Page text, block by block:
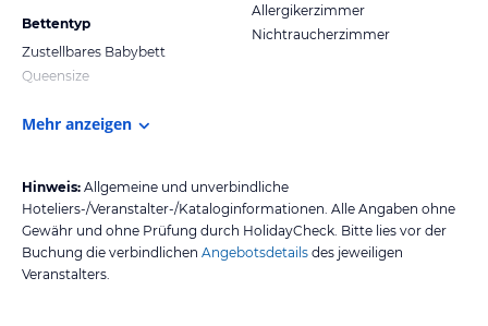
Bettentyp
Zustellbares Babybett
Queensize
Allergikerzimmer
Nichtraucherzimmer
Mehr anzeigen
Hinweis: Allgemeine und unverbindliche
Hoteliers-/Veranstalter-/Kataloginformationen. Alle Angaben ohne
Gewähr und ohne Prüfung durch HolidayCheck. Bitte lies vor der
Buchung die verbindlichen Angebotsdetails des jeweiligen
Veranstalters.